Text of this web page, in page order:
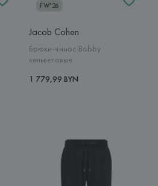
FW'26
Jacob Cohen
Брюки-чинос Bobby
вельветовые
1 779,99 BYN